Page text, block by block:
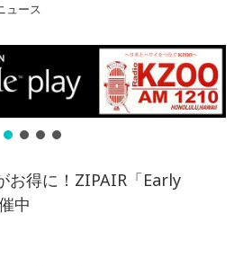
ュース
お得に！ZIPAIR「Early
中